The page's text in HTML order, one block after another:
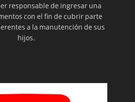
responsable de ingresar una
con el fin de cubrir parte
a la manutención de sus
hijos.